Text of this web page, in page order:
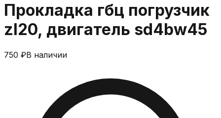
Прокладка гбц погрузчик
zl20, двигатель sd4bw45
750 ₽В наличии